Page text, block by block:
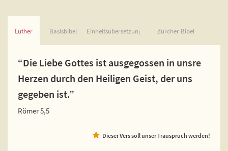
Luther Basisbibel Einheitsübersetzung Zürcher Bibel
“Die Liebe Gottes ist ausgegossen in unsre
Herzen durch den Heiligen Geist, der uns
gegeben ist.”
Römer 5,5
Dieser Vers soll unser Trauspruch werden!